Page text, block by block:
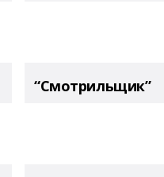
“Смотрильщик”